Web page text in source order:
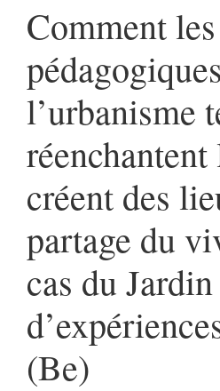
Comment
l’urbanisme
réenchantent
créent des
partage du
cas du Jardin
(Be)